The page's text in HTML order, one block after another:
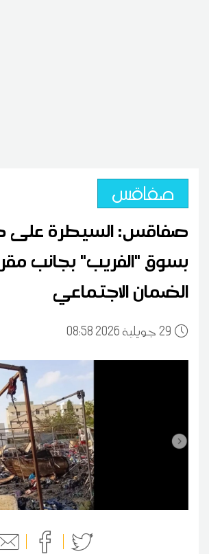
صفاقس
صفاقس: السيطرة على
بسوق "الفريب" بجانب
الضمان الاجتماعي
29 08:58 2026 جويلية